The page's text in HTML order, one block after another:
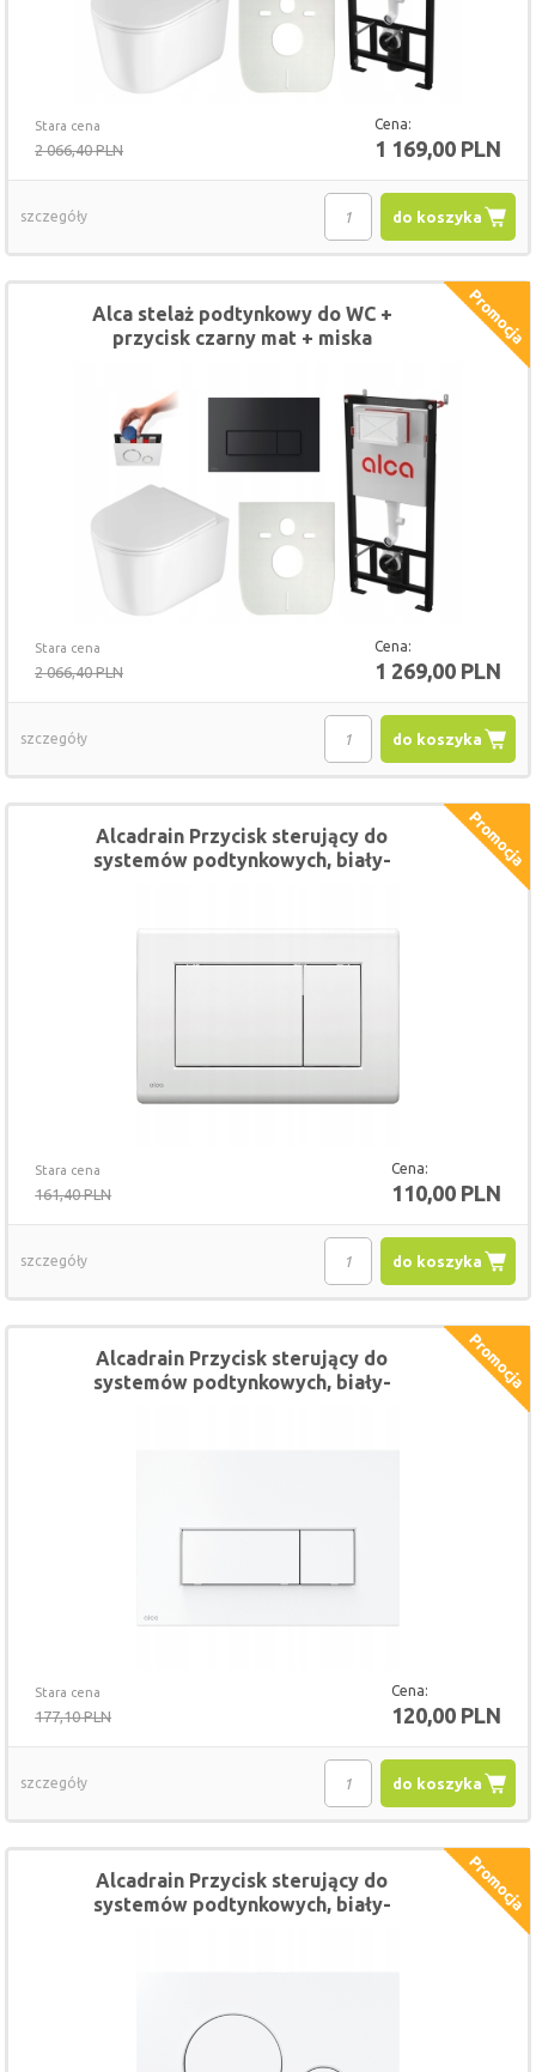
Stara cena
2 066,40 PLN
Cena:
1 169,00 PLN
do koszyka
szczegóły
Stara cena
2 066,40 PLN
Cena:
1 269,00 PLN
Alca stelaż podtynkowy do WC +
przycisk czarny mat + miska
do koszyka
szczegóły
Stara cena
161,40 PLN
Cena:
110,00 PLN
Alcadrain Przycisk sterujący do
systemów podtynkowych, biały-
do koszyka
szczegóły
Stara cena
177,10 PLN
Cena:
120,00 PLN
Alcadrain Przycisk sterujący do
systemów podtynkowych, biały-
do koszyka
szczegóły
Alcadrain Przycisk sterujący do
systemów podtynkowych, biały-